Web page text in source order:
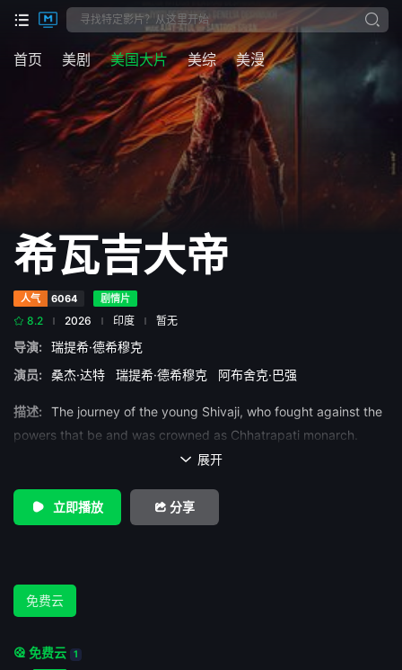
首页 美剧 美国大片 美综 美漫
希瓦吉大帝
人气 6064 剧情片
8.2 2026 印度 暂无
导演:
瑞提希·德希穆克
演员:
桑杰·达特 瑞提希·德希穆克 阿布舍克·巴强
描述:
The journey of the young Shivaji, who fought against the
powers that be and was crowned as Chhatrapati monarch.
 展开
立即播放 分享
免费云
免费云 1